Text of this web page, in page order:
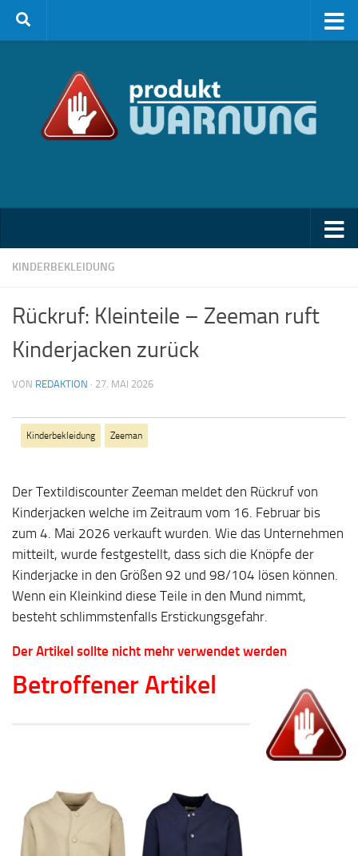
Zum Inhalt springen
KINDERBEKLEIDUNG
Rückruf: Kleinteile – Zeeman ruft
Kinderjacken zurück
VON REDAKTION · 27. MAI 2026
Kinderbekleidung Zeeman
Der Textildiscounter Zeeman meldet den Rückruf von
Kinderjacken welche im Zeitraum vom 16. Februar bis
zum 4. Mai 2026 verkauft wurden. Wie das Unternehmen
mitteilt, wurde festgestellt, dass sich die Knöpfe der
Kinderjacke in den Größen 92 und 98/104 lösen können.
Wenn ein Kleinkind diese Teile in den Mund nimmt,
besteht schlimmstenfalls Erstickungsgefahr.
Der Artikel sollte nicht mehr verwendet werden
Betroffener Artikel